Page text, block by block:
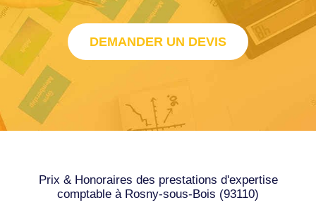
DEMANDER UN DEVIS
Prix & Honoraires des prestations d'expertise
comptable à Rosny-sous-Bois (93110)